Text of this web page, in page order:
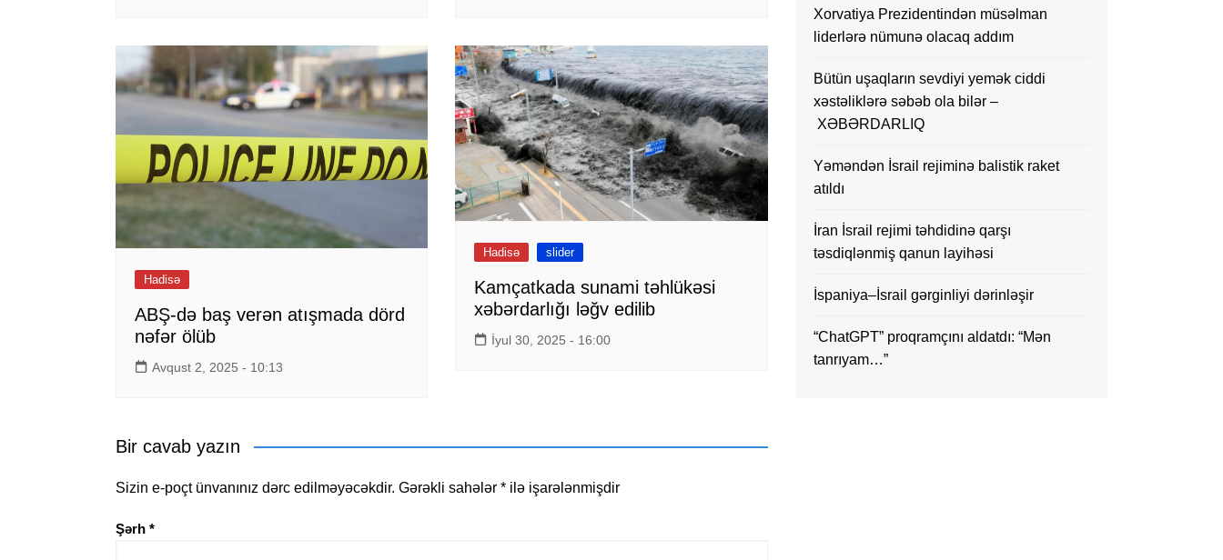
Hadisə
ABŞ-də baş verən atışmada dörd
nəfər ölüb
Avqust 2, 2025 - 10:13
Hadisə slider
Kamçatkada sunami təhlükəsi
xəbərdarlığı ləğv edilib
İyul 30, 2025 - 16:00
Bir cavab yazın
Sizin e-poçt ünvanınız dərc edilməyəcəkdir. Gərəkli sahələr * ilə işarələnmişdir
Şərh *
Xorvatiya Prezidentindən müsəlman
liderlərə nümunə olacaq addım
Bütün uşaqların sevdiyi yemək ciddi
xəstəliklərə səbəb ola bilər –
XƏBƏRDARLIQ
Yəməndən İsrail rejiminə balistik raket
atıldı
İran İsrail rejimi təhdidinə qarşı
təsdiqlənmiş qanun layihəsi
İspaniya–İsrail gərginliyi dərinləşir
“ChatGPT” proqramçını aldatdı: “Mən
tanrıyam…”